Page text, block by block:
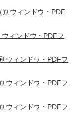
ウィンドウ・PDF
ィンドウ・PDFフ
ウィンドウ・PDFフ
ウィンドウ・PDFフ
ウィンドウ・PDFフ